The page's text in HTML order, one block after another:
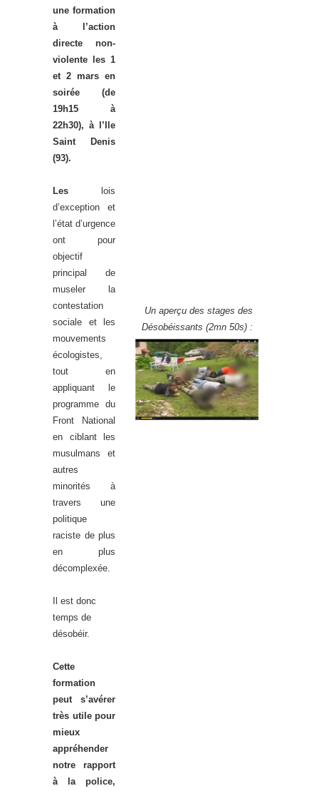
une formation
à l’action
directe non-
violente les 1
et 2 mars en
soirée (de
19h15 à
22h30), à l’Ile
Saint Denis
(93).
Les
lois
d’exception et
l’état d’urgence
ont pour
objectif
principal de
museler la
contestation
sociale et les
mouvements
écologistes,
tout en
appliquant le
programme du
Front National
en ciblant les
musulmans et
autres
minorités à
travers une
politique
raciste de plus
en plus
décomplexée.
Il est donc
temps de
désobéir.
Cette
formation
peut s’avérer
très utile pour
mieux
appréhender
notre rapport
à la police,
Un aperçu des stages des
Désobéissants (2mn 50s) :